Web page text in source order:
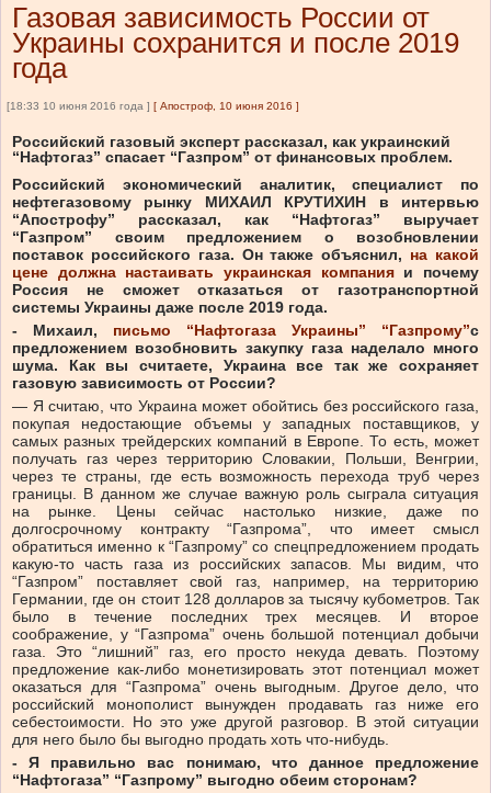
Газовая зависимость России от
Украины сохранится и после 2019
года
[18:33 10 июня 2016 года ] [ Апостроф, 10 июня 2016 ]
Российский газовый эксперт рассказал, как украинский
“Нафтогаз” спасает “Газпром” от финансовых проблем.
Российский экономический аналитик, специалист по
нефтегазовому рынку МИХАИЛ КРУТИХИН в интервью
“Апострофу” рассказал, как “Нафтогаз” выручает
“Газпром” своим предложением о возобновлении
поставок российского газа. Он также объяснил, на какой
цене должна настаивать украинская компанияи почему
Россия не сможет отказаться от газотранспортной
системы Украины даже после 2019 года.
- Михаил, письмо “Нафтогаза Украины” “Газпрому”с
предложением возобновить закупку газа наделало много
шума. Как вы считаете, Украина все так же сохраняет
газовую зависимость от России?
— Я считаю, что Украина может обойтись без российского газа,
покупая недостающие объемы у западных поставщиков, у
самых разных трейдерских компаний в Европе. То есть, может
получать газ через территорию Словакии, Польши, Венгрии,
через те страны, где есть возможность перехода труб через
границы. В данном же случае важную роль сыграла ситуация
на рынке. Цены сейчас настолько низкие, даже по
долгосрочному контракту “Газпрома”, что имеет смысл
обратиться именно к “Газпрому” со спецпредложением продать
какую-то часть газа из российских запасов. Мы видим, что
“Газпром” поставляет свой газ, например, на территорию
Германии, где он стоит 128 долларов за тысячу кубометров. Так
было в течение последних трех месяцев. И второе
соображение, у “Газпрома” очень большой потенциал добычи
газа. Это “лишний” газ, его просто некуда девать. Поэтому
предложение как-либо монетизировать этот потенциал может
оказаться для “Газпрома” очень выгодным. Другое дело, что
российский монополист вынужден продавать газ ниже его
себестоимости. Но это уже другой разговор. В этой ситуации
для него было бы выгодно продать хоть что-нибудь.
- Я правильно вас понимаю, что данное предложение
“Нафтогаза” “Газпрому” выгодно обеим сторонам?